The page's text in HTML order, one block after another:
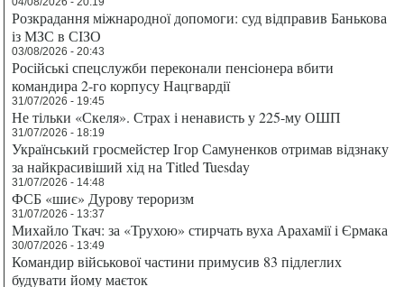
Розкрадання міжнародної допомоги: суд відправив Банькова
із МЗС в СІЗО
03/08/2026 - 20:43
Російські спецслужби переконали пенсіонера вбити
командира 2-го корпусу Нацгвардії
31/07/2026 - 19:45
Не тільки «Скеля». Страх і ненависть у 225-му ОШП
31/07/2026 - 18:19
Український гросмейстер Ігор Самуненков отримав відзнаку
за найкрасивіший хід на Titled Tuesday
31/07/2026 - 14:48
ФСБ «шиє» Дурову тероризм
31/07/2026 - 13:37
Михайло Ткач: за «Трухою» стирчать вуха Арахамії і Єрмака
30/07/2026 - 13:49
Командир військової частини примусив 83 підлеглих
будувати йому маєток